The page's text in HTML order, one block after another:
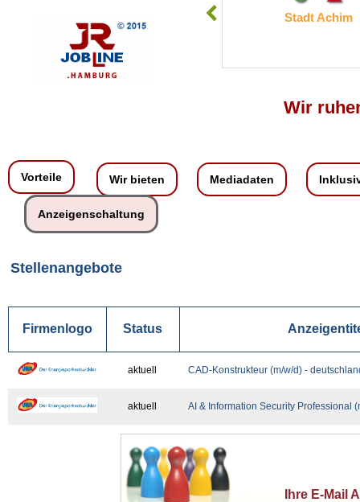
Stadt Achim
Wir
Vorteile Wir bieten Mediadaten
Anzeigenschaltung
Stellenangebote
Firmenlogo Status
aktuell CAD-Konstrukteur (m/w/d) -
aktuell AI & Information Security Professional
Ihre E-Mail